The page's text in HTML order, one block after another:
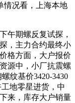
情况看，上海本地
午期螺反复试探，
，主力合约最终小
格方面，大户报价
源中，小厂抗震螺
纹基价3420-3430
地零星进货，中
来，库存大户销量